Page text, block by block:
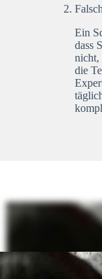
Ein
dass
nicht,
die